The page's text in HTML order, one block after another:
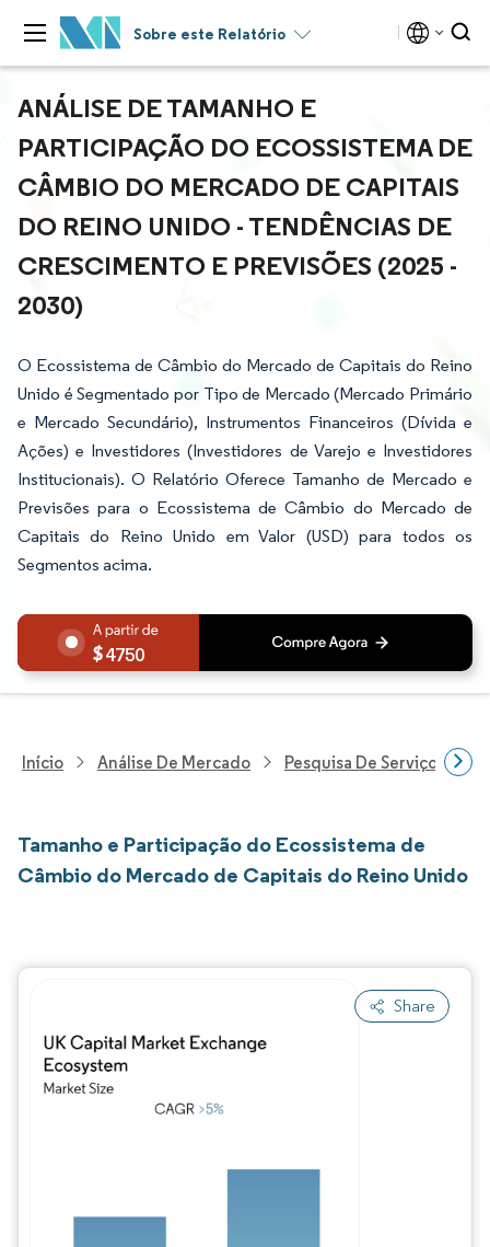
Sobre este Relatório
ANÁLISE DE TAMANHO E
PARTICIPAÇÃO DO ECOSSISTEMA DE
CÂMBIO DO MERCADO DE CAPITAIS
DO REINO UNIDO - TENDÊNCIAS DE
CRESCIMENTO E PREVISÕES (2025 -
2030)
O Ecossistema de Câmbio do Mercado de Capitais do Reino
Unido é Segmentado por Tipo de Mercado (Mercado Primário
e Mercado Secundário), Instrumentos Financeiros (Dívida e
Ações) e Investidores (Investidores de Varejo e Investidores
Institucionais). O Relatório Oferece Tamanho de Mercado e
Previsões para o Ecossistema de Câmbio do Mercado de
Capitais do Reino Unido em Valor (USD) para todos os
Segmentos acima.
4750
Início Análise De Mercado Pesquisa De Serviços
Tamanho e Participação do Ecossistema de
Câmbio do Mercado de Capitais do Reino Unido
Share